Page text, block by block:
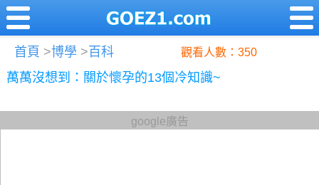
首頁 >博學 > 百科 觀看人數：350
萬萬沒想到：關於懷孕的13個冷知識~
google廣告